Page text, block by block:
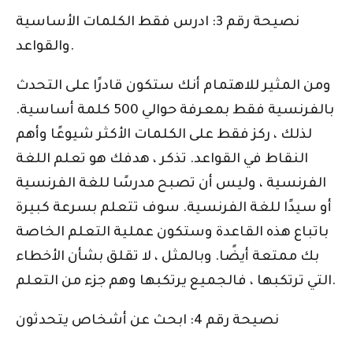
نصيحة رقم 3: ادرس فقط الكلمات الأساسية
والقواعد.
ومن المثير للاهتمام أنك ستكون قادرًا على التحدث
بالفرنسية فقط بمعرفة حوالي 500 كلمة أساسية.
لذلك ، ركز فقط على الكلمات الأكثر شيوعًا وأهم
النقاط في القواعد. تذكر ، هدفك هو تعلم اللغة
الفرنسية ، وليس أن تصبح مدرسًا للغة الفرنسية
أو سيدًا للغة الفرنسية. سوف تتعلم بسرعة كبيرة
باتباع هذه القاعدة وستكون عملية التعلم الخاصة
بك ممتعة أيضًا. وبالمثل ، لا تقلق بشأن الأخطاء
التي ترتكبها ، فالجميع يرتكبها وهم جزء من التعلم.
نصيحة رقم 4: ابحث عن أشخاص يتحدثون